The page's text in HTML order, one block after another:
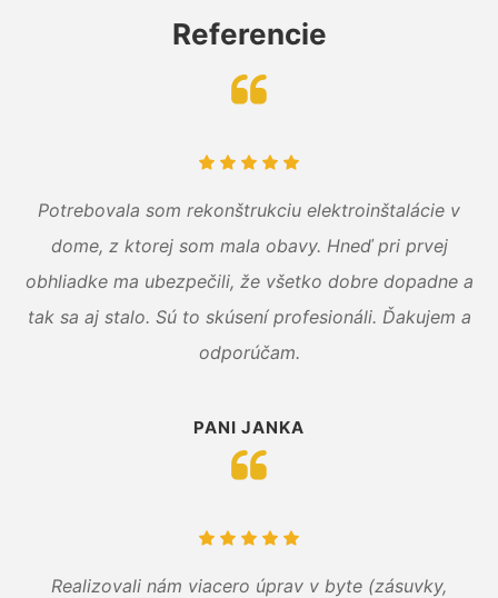
Referencie
Potrebovala som rekonštrukciu elektroinštalácie v
dome, z ktorej som mala obavy. Hneď pri prvej
obhliadke ma ubezpečili, že všetko dobre dopadne a
tak sa aj stalo. Sú to skúsení profesionáli. Ďakujem a
odporúčam.
PANI JANKA
Realizovali nám viacero úprav v byte (zásuvky,